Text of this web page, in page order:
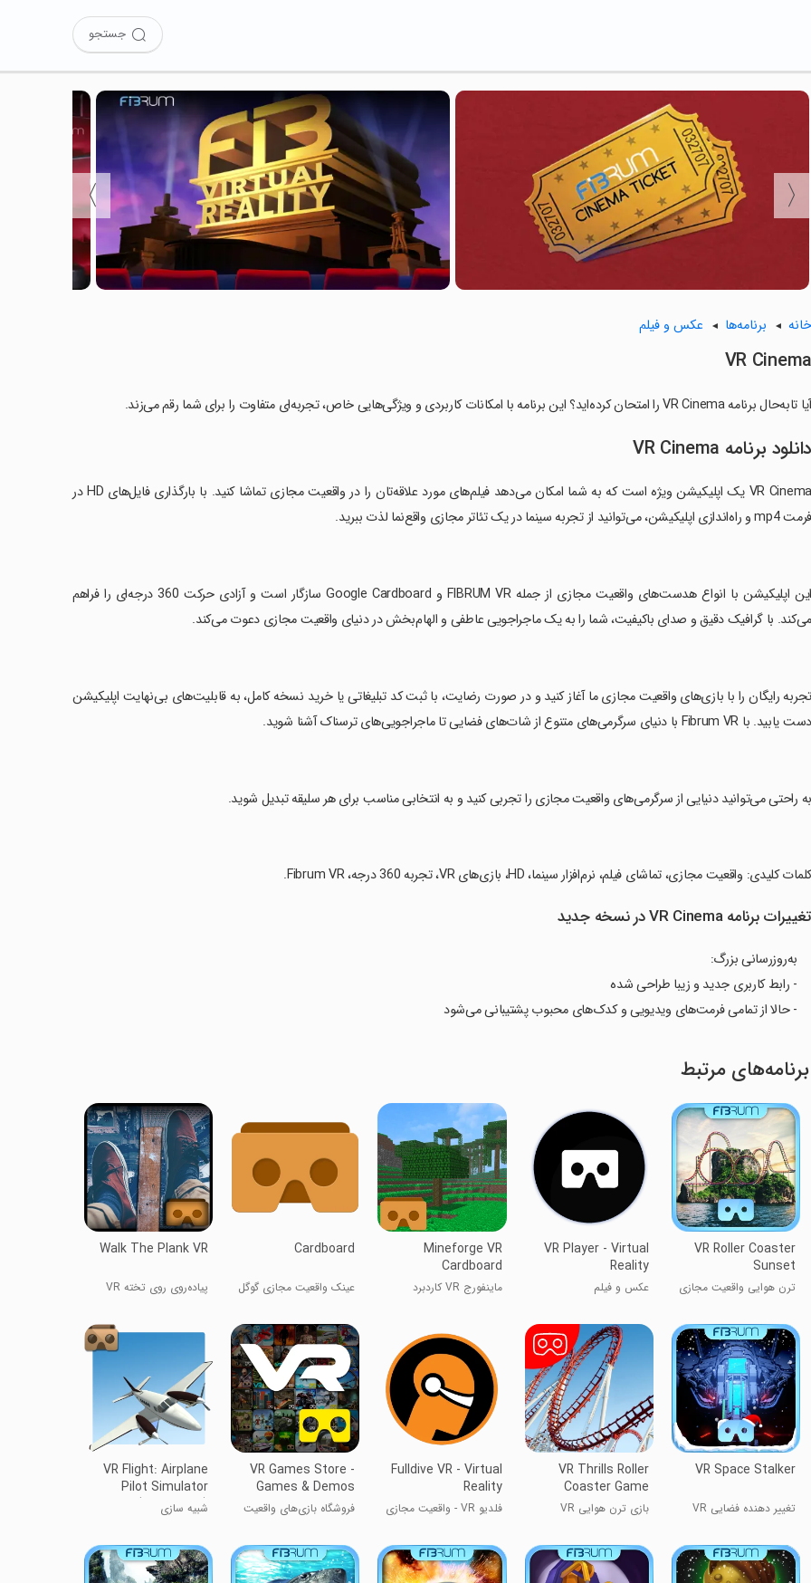
جستجو
〈
〉
خانه برنامه‌ها عکس و فیلم
VR Cinema
آیا تابه‌حال برنامه VR Cinema را امتحان کرده‌اید؟ این برنامه با امکانات کاربردی و ویژگی‌هایی خاص، تجربه‌ای متفاوت را برای شما رقم می‌زند.
دانلود برنامه VR Cinema
VR Cinema یک اپلیکیشن ویژه است که به شما امکان می‌دهد فیلم‌های مورد علاقه‌تان را در واقعیت مجازی تماشا کنید. با بارگذاری فایل‌های HD در
فرمت mp4 و راه‌اندازی اپلیکیشن، می‌توانید از تجربه سینما در یک تئاتر مجازی واقع‌نما لذت ببرید.
‏این اپلیکیشن با انواع هدست‌های واقعیت مجازی از جمله FIBRUM VR و Google Cardboard سازگار است و آزادی حرکت 360 درجه‌ای را فراهم
می‌کند. با گرافیک دقیق و صدای باکیفیت، شما را به یک ماجراجویی عاطفی و الهام‌بخش در دنیای واقعیت مجازی دعوت می‌کند.
‏تجربه رایگان را با بازی‌های واقعیت مجازی ما آغاز کنید و در صورت رضایت، با ثبت کد تبلیغاتی یا خرید نسخه کامل، به قابلیت‌های بی‌نهایت اپلیکیشن
دست یابید. با Fibrum VR با دنیای سرگرمی‌های متنوع از شات‌های فضایی تا ماجراجویی‌های ترسناک آشنا شوید.
‏به راحتی می‌توانید دنیایی از سرگرمی‌های واقعیت مجازی را تجربی کنید و به انتخابی مناسب برای هر سلیقه تبدیل شوید.
‏کلمات کلیدی: واقعیت مجازی، تماشای فیلم، نرم‌افزار سینما، HD، بازی‌های VR، تجربه 360 درجه، Fibrum VR.
تغییرات برنامه VR Cinema در نسخه جدید
به‌روزرسانی بزرگ:
- رابط کاربری جدید و زیبا طراحی شده
- حالا از تمامی فرمت‌های ویدیویی و کدک‌های محبوب پشتیبانی می‌شود
برنامه‌های مرتبط
VR Roller Coaster
Sunset
ترن هوایی واقعیت مجازی
VR Player - Virtual
Reality
عکس و فیلم
Mineforge VR
Cardboard
ماینفورج VR کاردبرد
Cardboard
عینک واقعیت مجازی گوگل
Walk The Plank VR
پیاده‌روی روی تخته VR
VR Space Stalker
تغییر دهنده فضایی VR
VR Thrills Roller
Coaster Game
بازی ترن هوایی VR
Fulldive VR - Virtual
Reality
فلدیو VR - واقعیت مجازی
VR Games Store -
Games & Demos
فروشگاه بازی‌های واقعیت
VR Flight: Airplane
Pilot Simulator
(Cardboard)
شبیه سازی